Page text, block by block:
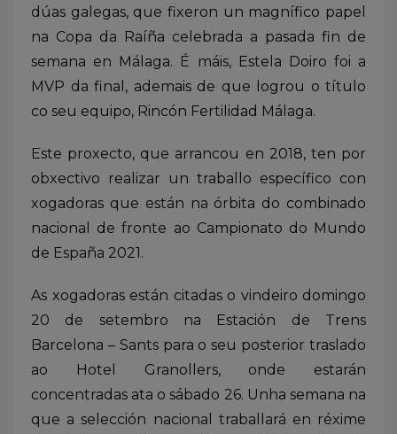
dúas galegas, que fixeron un magnífico papel
na Copa da Raíña celebrada a pasada fin de
semana en Málaga. É máis, Estela Doiro foi a
MVP da final, ademais de que logrou o título
co seu equipo, Rincón Fertilidad Málaga.
Este proxecto, que arrancou en 2018, ten por
obxectivo realizar un traballo específico con
xogadoras que están na órbita do combinado
nacional de fronte ao Campionato do Mundo
de España 2021.
As xogadoras están citadas o vindeiro domingo
20 de setembro na Estación de Trens
Barcelona – Sants para o seu posterior traslado
ao Hotel Granollers, onde estarán
concentradas ata o sábado 26. Unha semana na
que a selección nacional traballará en réxime